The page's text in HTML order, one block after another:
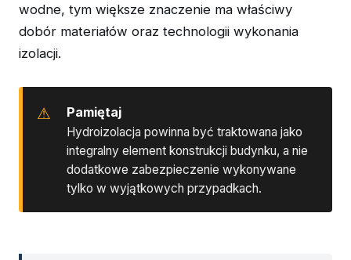
wodne, tym większe znaczenie ma właściwy
dobór materiałów oraz technologii wykonania
izolacji.
Pamiętaj
Hydroizolacja powinna być traktowana jako
integralny element konstrukcji budynku, a nie
dodatkowe zabezpieczenie wykonywane
tylko w wyjątkowych przypadkach.